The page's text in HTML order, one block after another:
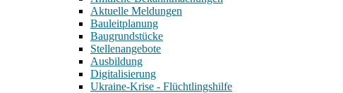
Aktuelle Meldungen
Bauleitplanung
Baugrundstücke
Stellenangebote
Ausbildung
Digitalisierung
Ukraine-Krise - Flüchtlingshilfe